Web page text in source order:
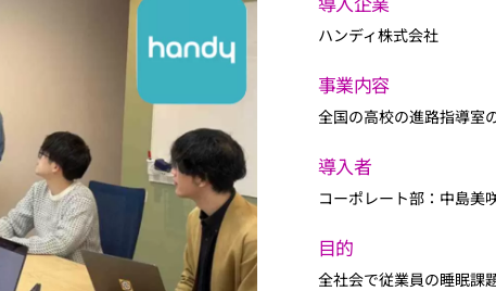
ハンディ株式会社
事業内容
全国の高校の進路指導室
導入者
コーポレート部：中島美
目的
全社会で従業員の睡眠課